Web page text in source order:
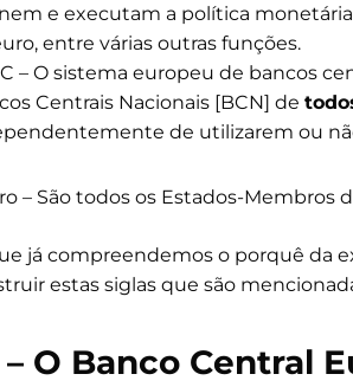
e executam a política
entre várias outras funções.
– O sistema europeu de bancos
Centrais Nacionais [BCN] de
de utilizarem ou
– São todos os Estados-Membros
já compreendemos o porquê da
estas siglas que são
– O Banco Central